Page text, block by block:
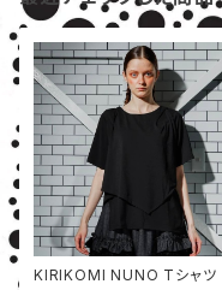
KIRIKOMI NUNO Tシャツ